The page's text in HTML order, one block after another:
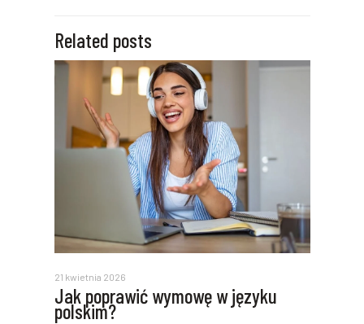
Related posts
21 kwietnia 2026
Jak poprawić wymowę w języku
polskim?